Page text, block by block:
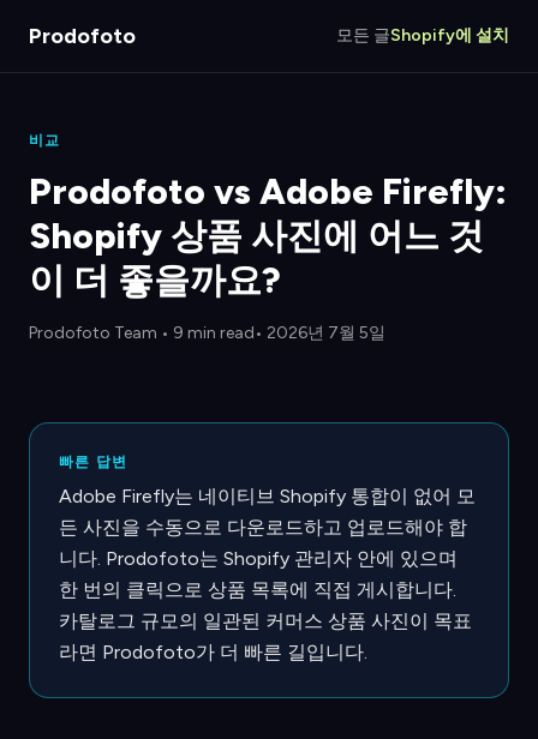
Prodofoto 모든 글Shopify에 설치
비교
Prodofoto vs Adobe Firefly:
Shopify 상품 사진에 어느 것
이 더 좋을까요?
Prodofoto Team • 9 min read• 2026년 7월 5일
빠른 답변
Adobe Firefly는 네이티브 Shopify 통합이 없어 모
든 사진을 수동으로 다운로드하고 업로드해야 합
니다. Prodofoto는 Shopify 관리자 안에 있으며
한 번의 클릭으로 상품 목록에 직접 게시합니다.
카탈로그 규모의 일관된 커머스 상품 사진이 목표
라면 Prodofoto가 더 빠른 길입니다.